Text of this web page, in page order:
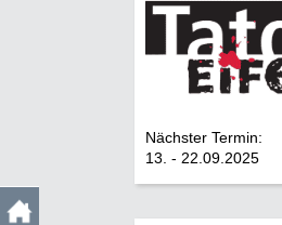
Nächster Termin:
13. - 22.09.2025